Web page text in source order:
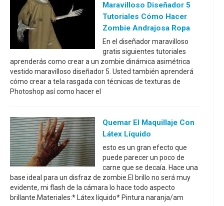
Maravilloso Diseñador 5
Tutoriales Cómo Hacer
Zombie Andrajosa Ropa
En el diseñador maravilloso
gratis siguientes tutoriales
aprenderás como crear a un zombie dinámica asimétrica
vestido maravilloso diseñador 5. Usted también aprenderá
cómo crear a tela rasgada con técnicas de texturas de
Photoshop así como hacer el
Quemar El Maquillaje Con
Látex Líquido
esto es un gran efecto que
puede parecer un poco de
carne que se decaía. Hace una
base ideal para un disfraz de zombie.El brillo no será muy
evidente, mi flash de la cámara lo hace todo aspecto
brillante.Materiales:* Látex líquido* Pintura naranja/am